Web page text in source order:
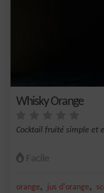
Whisky Orange
Cocktail fruité simple et
Facile
orange, jus d'orange,